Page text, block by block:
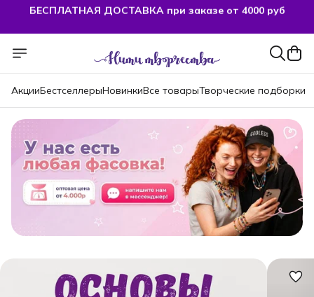
БЕСПЛАТНАЯ ДОСТАВКА при заказе от 4000 руб
АкцииБестселлерыНовинкиВсе товарыТворческие подборки